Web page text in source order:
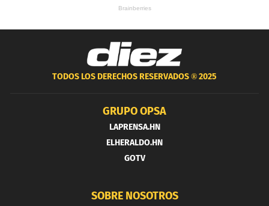
TODOS LOS DERECHOS RESERVADOS ®2025
GRUPO OPSA
LAPRENSA.HN
ELHERALDO.HN
GOTV
SOBRE NOSOTROS